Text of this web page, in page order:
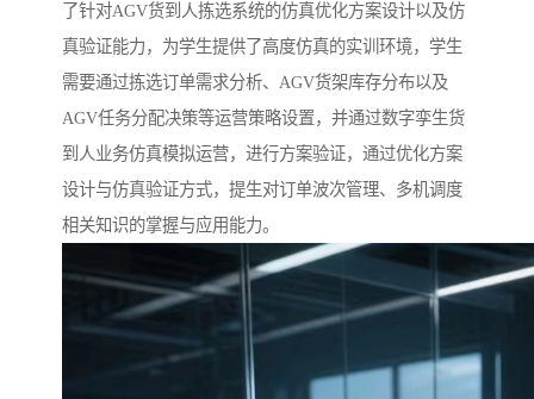
了针对AGV货到人拣选系统的仿真优化方案设计以及仿
真验证能力，为学生提供了高度仿真的实训环境，学生
需要通过拣选订单需求分析、AGV货架库存分布以及
AGV任务分配决策等运营策略设置，并通过数字孪生货
到人业务仿真模拟运营，进行方案验证，通过优化方案
设计与仿真验证方式，提生对订单波次管理、多机调度
相关知识的掌握与应用能力。